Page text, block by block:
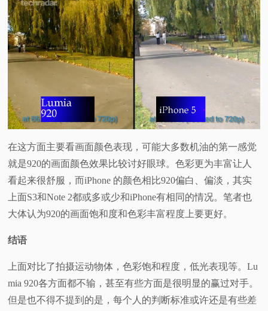
在这方面主要看画面颜色表现，可能大多数机油的第一感觉
就是920的画面颜色效果比较讨好眼球。色彩更为丰富让人
看起来很舒服，而iPhone 的颜色相比920偏白、偏淡，其实
上面S3和Note 2都或多或少和iPhone有相同的情况。笔者也
大体认为920的画面饱和度和色彩丰富程度上要更好。
结语
上面对比了拍摄运动物体，色彩饱和程度，低光表现等。Lu
mia 920各方面都不输，甚至有些方面是很明显的赢过对手。
但是也不得不提到的是，每个人的判断标准或许还是有些差